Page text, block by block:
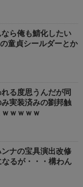
なら俺も鯖化したい
童貞シールダーとか
る度思うんだが同
実装済みの劉邦触
ｗｗｗｗ
ンナの宝具演出改修
るが・・・構わん